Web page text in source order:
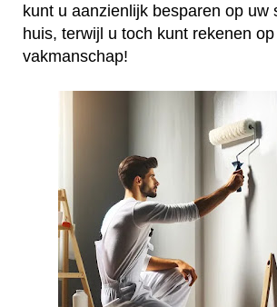
kunt u aanzienlijk besparen op uw
huis, terwijl u toch kunt rekenen
vakmanschap!